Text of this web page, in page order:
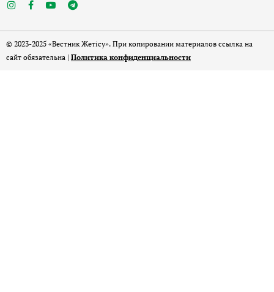
© 2023-2025 «Вестник Жетісу». При копировании материалов ссылка на
сайт обязательна | Политика конфиденциальности